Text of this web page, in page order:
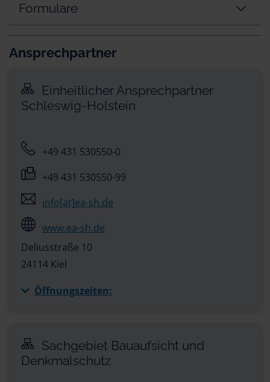
Formulare
Ansprechpartner
Einheitlicher Ansprechpartner
Schleswig-Holstein
+49 431 530550-0
+49 431 530550-99
info[at]ea-sh.de
www.ea-sh.de
Deliusstraße 10
24114 Kiel
Öffnungszeiten:
Sachgebiet Bauaufsicht und
Denkmalschutz